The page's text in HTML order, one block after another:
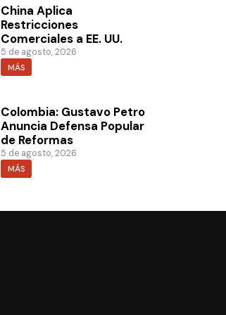
China Aplica
Restricciones
Comerciales a EE. UU.
5 de agosto, 2026
MÁS
Colombia: Gustavo Petro
Anuncia Defensa Popular
de Reformas
5 de agosto, 2026
MÁS